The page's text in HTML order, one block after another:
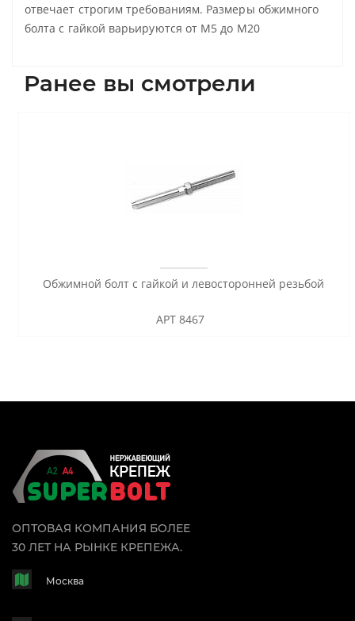
отвечает строгим требованиям. Размеры обжимного
болта с гайкой варьируются от М5 до М20
Ранее вы смотрели
Обжимной болт с гайкой и левосторонней резьбой
АРТ 8467
ОПТОВАЯ КОМПАНИЯ БОЛЕЕ
30 ЛЕТ НА РЫНКЕ КРЕПЕЖА.
Москва